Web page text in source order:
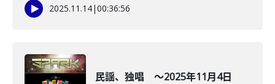
2025.11.14|00:36:56
民謡、独唱 ～2025年11月4日